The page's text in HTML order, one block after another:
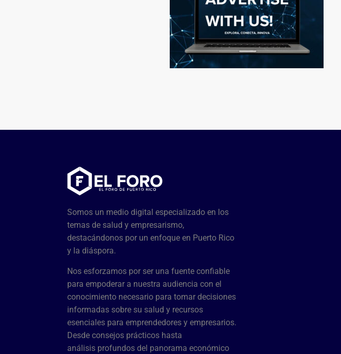
Somos un medio digital especializado en los
temas de salud y empresarismo,
destacándonos por un enfoque en Puerto Rico
y la diáspora.
Nos esforzamos por ser una fuente confiable
para empoderar a nuestra audiencia con el
conocimiento necesario para tomar decisiones
informadas sobre su salud y recursos
esenciales para emprendedores y empresarios.
Desde consejos prácticos hasta
análisis profundos del panorama económico